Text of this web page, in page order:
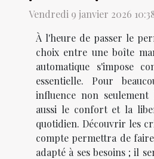
Vendredi 9 janvier 2026
À l'heure de passer le
choix entre une boîte
automatique s'impose
essentielle. Pour
influence non
aussi le confort et la
quotidien. Découvrir les
compte permettra de
adapté à ses besoins ; il